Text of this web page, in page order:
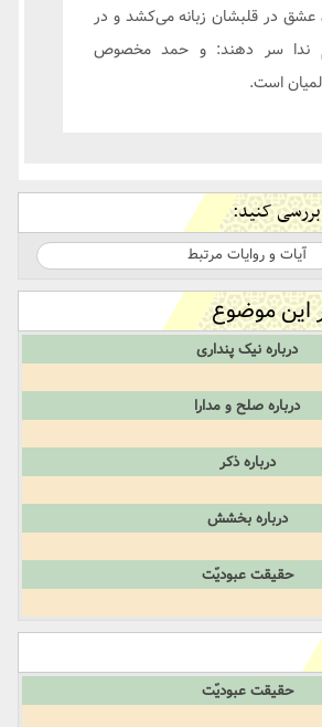
عشق در قلبشان زبانه می‌کشد و در
ندا سر دهند: و حمد مخصوص
است.
کنید:
آیات و روایات مرتبط
این موضوع
درباره نیک پنداری
درباره صلح و مدارا
درباره ذکر
درباره بخشش
حقیقت عبودیّت
حقیقت عبودیّت